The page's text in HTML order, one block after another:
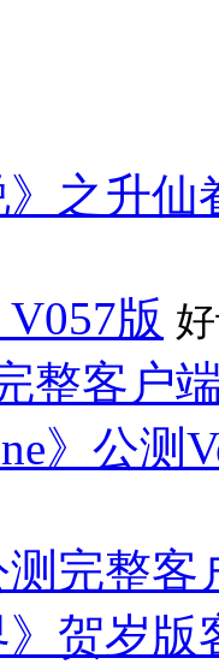
》之升
V057版
整客户
》公测
测完整客
》贺岁版